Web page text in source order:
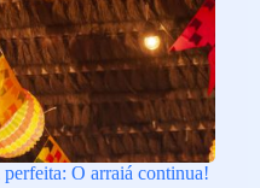
O arraiá continua!